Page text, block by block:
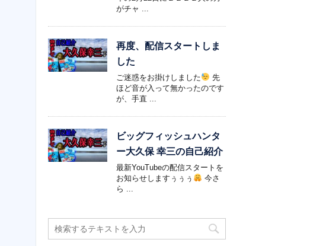
がチャ ...
再度、配信スタートしま
した
ご迷惑をお掛けしました
先
ほど音が入って無かったのです
が、手直 ...
ビッグフィッシュハンタ
ー大久保 幸三の自己紹介
最新YouTubeの配信スタートを
お知らせしますぅぅぅ
今さ
ら ...